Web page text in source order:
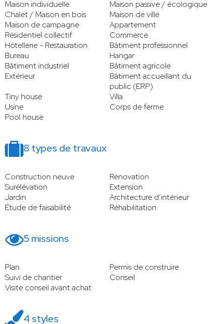
Maison individuelle
Maison passive / écologique
Chalet / Maison en bois
Maison de ville
Maison de campagne
Appartement
Résidentiel collectif
Commerce
Hôtellerie - Restauration
Bâtiment professionnel
Bureau
Hangar
Bâtiment industriel
Bâtiment agricole
Extérieur
Bâtiment accueillant du
public (ERP)
Tiny house
Villa
Usine
Corps de ferme
Pool house
8 types de travaux
Construction neuve
Rénovation
Surélévation
Extension
Jardin
Architecture d’intérieur
Étude de faisabilité
Réhabilitation
5 missions
Plan
Permis de construire
Suivi de chantier
Conseil
Visite conseil avant achat
4 styles